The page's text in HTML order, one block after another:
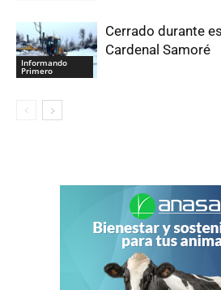
Informando
Primero
Cerrado durante
Cardenal Samoré